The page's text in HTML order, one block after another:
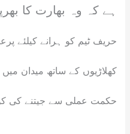
ہے کہ وہ بھارت کا
حریف ٹیم کو ہرانے کیلئے
کھلاڑیوں کے ساتھ میدان
حکمت عملی سے جیتنے کی